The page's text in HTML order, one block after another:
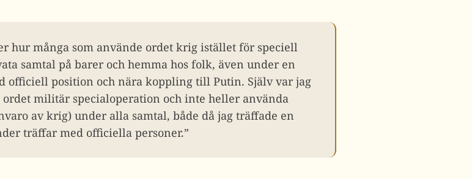
hur många som använde ordet krig istället för speciell
samtal på barer och hemma hos folk, även under en
officiell position och nära koppling till Putin. Själv var jag
ordet militär specialoperation och inte heller använda
av krig) under alla samtal, både då jag träffade en
träffar med officiella personer.”